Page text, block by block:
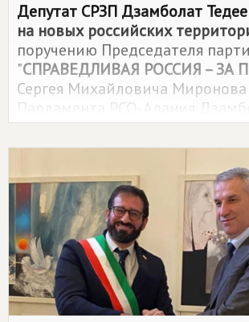
Депутат СРЗП Дзамболат
на новых российских
поручению Председателя
"СПРАВЕДЛИВАЯ РОССИЯ – ЗА
Сергея Михайловича Миронова
Парламента РСО-Алания
в очередной раз побывал на
территориях.